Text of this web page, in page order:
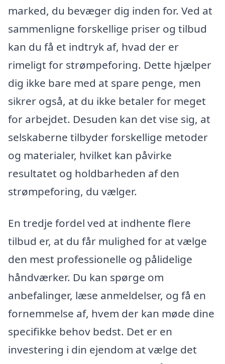
marked, du bevæger dig inden for. Ved at
sammenligne forskellige priser og tilbud
kan du få et indtryk af, hvad der er
rimeligt for strømpeforing. Dette hjælper
dig ikke bare med at spare penge, men
sikrer også, at du ikke betaler for meget
for arbejdet. Desuden kan det vise sig, at
selskaberne tilbyder forskellige metoder
og materialer, hvilket kan påvirke
resultatet og holdbarheden af den
strømpeforing, du vælger.
En tredje fordel ved at indhente flere
tilbud er, at du får mulighed for at vælge
den mest professionelle og pålidelige
håndværker. Du kan spørge om
anbefalinger, læse anmeldelser, og få en
fornemmelse af, hvem der kan møde dine
specifikke behov bedst. Det er en
investering i din ejendom at vælge det